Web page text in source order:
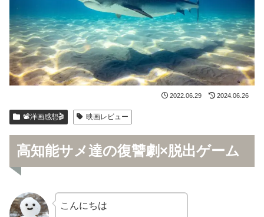
2022.06.29 2024.06.26
📽洋画感想🎬 映画レビュー
高知能サメ達の復讐劇×脱出ゲーム
こんにちは